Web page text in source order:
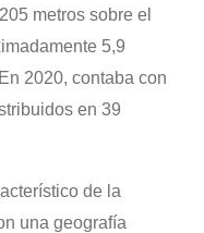
metros sobre el
5,9
2020, contaba con
en 39
de la
una geografía